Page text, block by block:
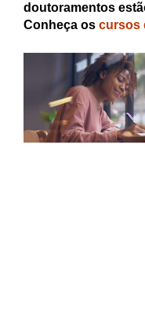
doutoramentos
Conheça os cursos